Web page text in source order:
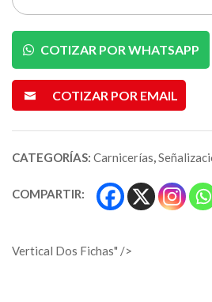
COTIZAR POR WHATSAPP
COTIZAR POR EMAIL
CATEGORÍAS: Carnicerías,
COMPARTIR:
Vertical Dos Fichas" />